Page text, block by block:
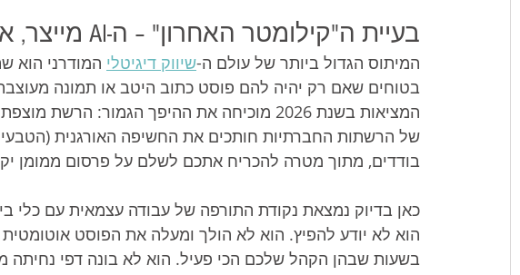
בעיית ה"קילומטר האחרון" – ה-AI מייצר, אבל מי מפיץ?
המיתוס הגדול ביותר של עולם ה-שיווק דיגיטלי המודרני הוא
בטוחים שאם רק יהיה להם פוסט כתוב היטב או תמונה
המציאות בשנת 2026 מוכיחה את ההיפך הגמור:
של הרשתות החברתיות חותכים את החשיפה האורגנית
בודדים, מתוך מטרה להכריח אתכם לשלם על פרסום ממומן
הוא לא יודע להפיץ. הוא לא הולך ומעלה את הפוסט
בשעות שבהן הקהל שלכם הכי פעיל. הוא לא בונה דפי נחיתה